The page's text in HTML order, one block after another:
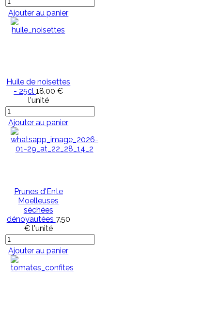
Ajouter au panier
Huile de noisettes
- 25cl18,00 €
l'unité
Ajouter au panier
Prunes d'Ente
Moelleuses
séchées
dénoyautées 7,50
€ l'unité
Ajouter au panier